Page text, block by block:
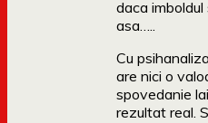
daca
asa…..
Cu
are nici o
spovedanie
rezultat real.